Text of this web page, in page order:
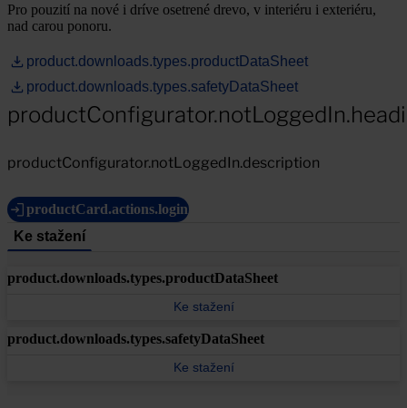
Pro pouzití na nové i dríve osetrené drevo, v interiéru i exteriéru,
nad carou ponoru.
product.downloads.types.productDataSheet
product.downloads.types.safetyDataSheet
productConfigurator.notLoggedIn.description
productCard.actions.login
Ke stažení
product.downloads.types.productDataSheet
Ke stažení
product.downloads.types.safetyDataSheet
Ke stažení